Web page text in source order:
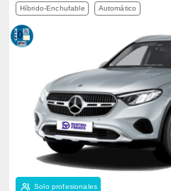
Híbrido-Enchufable Automático
Solo profesionales